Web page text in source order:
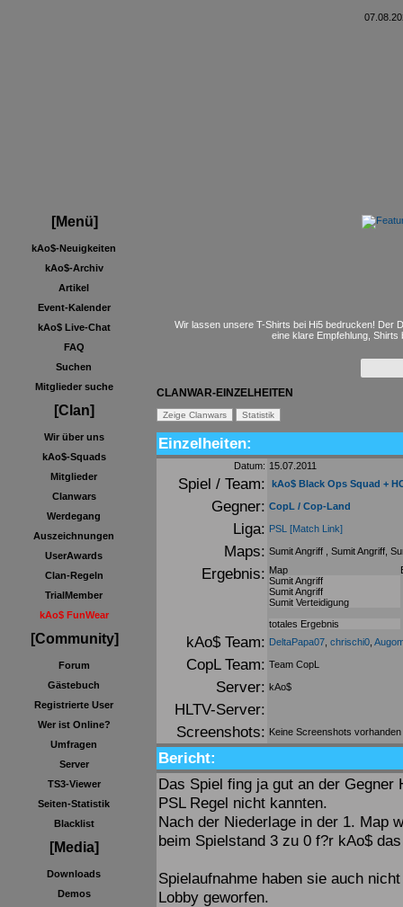
[Menü]
kAo$-Neuigkeiten
kAo$-Archiv
Artikel
Event-Kalender
kAo$ Live-Chat
FAQ
Suchen
Mitglieder suche
[Clan]
Wir über uns
kAo$-Squads
Mitglieder
Clanwars
Werdegang
Auszeichnungen
UserAwards
Clan-Regeln
TrialMember
kAo$ FunWear
[Community]
Forum
Gästebuch
Registrierte User
Wer ist Online?
Umfragen
Server
TS3-Viewer
Seiten-Statistik
Blacklist
[Media]
Downloads
Demos
Wir lassen unsere T-Shirts bei Hi5 bedrucken! Der
eine klare Empfehlung,
CLANWAR-EINZELHEITEN
Einzelheiten:
Datum: 15.07.2011
Spiel / Team: kAo$ Black Ops Squad +
Gegner: CopL / Cop-Land
Liga: PSL [Match Link]
Maps: Sumit Angriff , Sumit Angriff,
Ergebnis: Map
Sumit Angriff
Sumit Angriff
Sumit Verteidigung
totales Ergebnis
kAo$ Team: DeltaPapa07 chrischi0
CopL Team: Team CopL
Server: kAo$
HLTV-Server:
Screenshots: Keine Screenshots vorhanden
Bericht:
Das Spiel fing ja gut an der
PSL Regel nicht kannten.
Nach der Niederlage in der 1. Map
beim Spielstand 3 zu 0 f?r kAo$
Spielaufnahme haben sie auch
Lobby geworfen.